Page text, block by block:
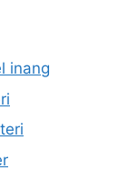
inang